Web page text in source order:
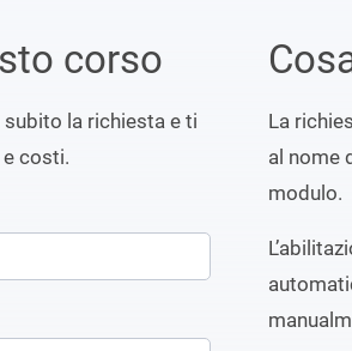
corso
la richiesta e ti
costi.
La
al nome
modulo.